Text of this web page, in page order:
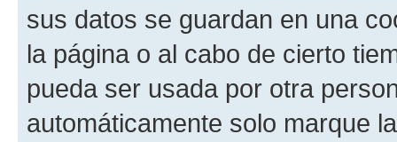
sus datos se guardan en una
la página o al cabo de cierto
pueda ser usada por otra
automáticamente solo marque